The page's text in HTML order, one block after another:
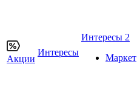
Акции
Интересы
Интересы 2
Маркет